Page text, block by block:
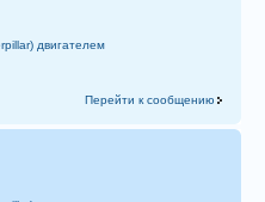
двигателем
Перейти к сообщению